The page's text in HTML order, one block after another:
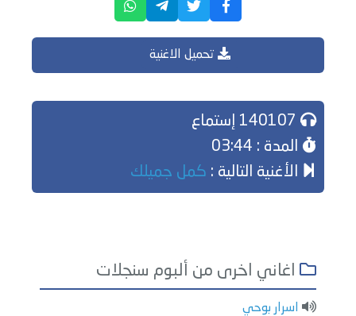
تحميل الاغنية
المدة : 03:44
الأغنية التالية : كمل جميلك
اغاني اخرى من ألبوم سنجلات
اسرار بوحي